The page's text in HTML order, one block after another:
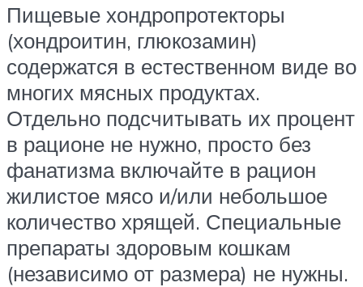
Пищевые хондропротекторы
(хондроитин, глюкозамин)
содержатся в естественном виде во
многих мясных продуктах.
Отдельно подсчитывать их процент
в рационе не нужно, просто без
фанатизма включайте в рацион
жилистое мясо и/или небольшое
количество хрящей. Специальные
препараты здоровым кошкам
(независимо от размера) не нужны.